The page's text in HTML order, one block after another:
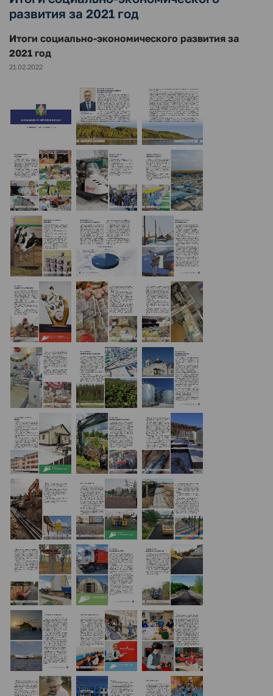
развития за 2021 год
Итоги социально-экономического развития за
2021 год
21.02.2022